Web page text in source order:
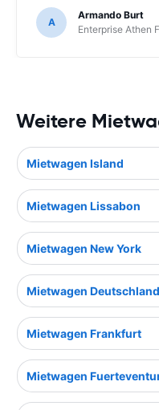
A
Armando Burt
Enterprise Athen
Weitere
Mietwagen Island
Mietwagen Lissabon
Mietwagen New York
Mietwagen Deutschland
Mietwagen Frankfurt
Mietwagen